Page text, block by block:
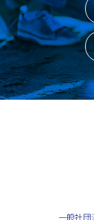
一般社